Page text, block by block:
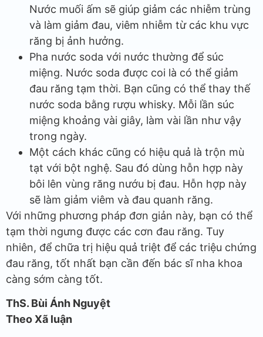
Nước muối ấm sẽ giúp giảm các nhiễm trùng
và làm giảm đau, viêm nhiễm từ các khu vực
răng bị ảnh hưởng.
Pha nước soda với nước thường để súc
miệng. Nước soda được coi là có thể giảm
đau răng tạm thời. Bạn cũng có thể thay thế
nước soda bằng rượu whisky. Mỗi lần súc
miệng khoảng vài giây, làm vài lần như vậy
trong ngày.
Một cách khác cũng có hiệu quả là trộn mù
tạt với bột nghệ. Sau đó dùng hỗn hợp này
bôi lên vùng răng nướu bị đau. Hỗn hợp này
sẽ làm giảm viêm và đau quanh răng.
Với những phương pháp đơn giản này, bạn có thể
tạm thời ngưng được các cơn đau răng. Tuy
nhiên, để chữa trị hiệu quả triệt để các triệu chứng
đau răng, tốt nhất bạn cần đến bác sĩ nha khoa
càng sớm càng tốt.
ThS. Bùi Ánh Nguyệt
Theo Xã luận